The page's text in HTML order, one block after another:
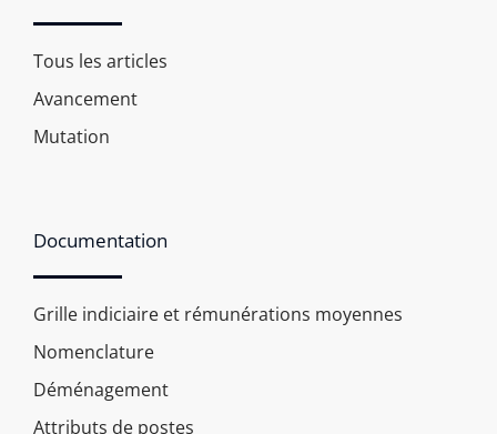
Tous les articles
Avancement
Mutation
Documentation
Grille indiciaire et rémunérations moyennes
Nomenclature
Déménagement
Attributs de postes